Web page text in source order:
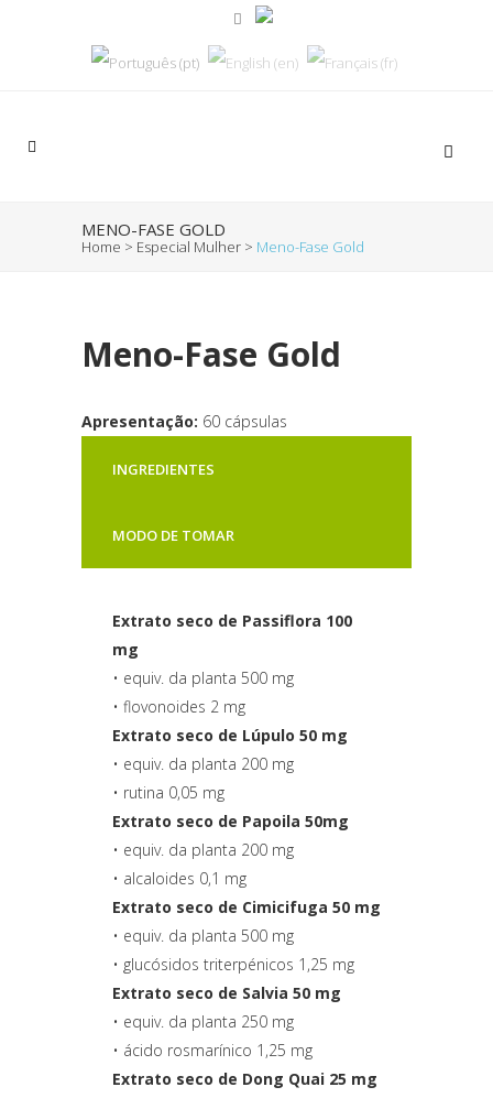
MENO-FASE GOLD
Home > Especial Mulher > Meno-Fase Gold
Meno-Fase Gold
Apresentação: 60 cápsulas
INGREDIENTES
MODO DE TOMAR
Extrato seco de Passiflora 100
mg
• equiv. da planta 500 mg
• flovonoides 2 mg
Extrato seco de Lúpulo 50 mg
• equiv. da planta 200 mg
• rutina 0,05 mg
Extrato seco de Papoila 50mg
• equiv. da planta 200 mg
• alcaloides 0,1 mg
Extrato seco de Cimicifuga 50 mg
• equiv. da planta 500 mg
• glucósidos triterpénicos 1,25 mg
Extrato seco de Salvia 50 mg
• equiv. da planta 250 mg
• ácido rosmarínico 1,25 mg
Extrato seco de Dong Quai 25 mg